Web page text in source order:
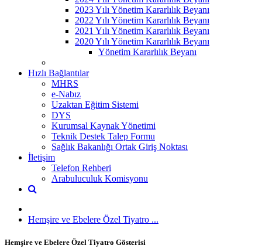
2023 Yılı Yönetim Kararlılık Beyanı
2022 Yılı Yönetim Kararlılık Beyanı
2021 Yılı Yönetim Kararlılık Beyanı
2020 Yılı Yönetim Kararlılık Beyanı
Yönetim Kararlılık Beyanı
Hızlı Bağlantılar
MHRS
e-Nabız
Uzaktan Eğitim Sistemi
DYS
Kurumsal Kaynak Yönetimi
Teknik Destek Talep Formu
Sağlık Bakanlığı Ortak Giriş Noktası
İletişim
Telefon Rehberi
Arabuluculuk Komisyonu
Hemşire ve Ebelere Özel Tiyatro ...
Hemşire ve Ebelere Özel Tiyatro Gösterisi